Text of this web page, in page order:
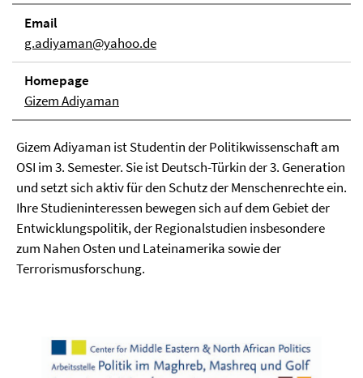
Email
g.adiyaman@yahoo.de
Homepage
Gizem Adiyaman
Gizem Adiyaman ist Studentin der Politikwissenschaft am
OSI im 3. Semester. Sie ist Deutsch-Türkin der 3. Generation
und setzt sich aktiv für den Schutz der Menschenrechte ein.
Ihre Studieninteressen bewegen sich auf dem Gebiet der
Entwicklungspolitik, der Regionalstudien insbesondere
zum Nahen Osten und Lateinamerika sowie der
Terrorismusforschung.